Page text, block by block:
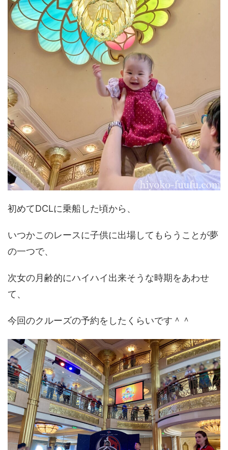
初めてDCLに乗船した頃から、
いつかこのレースに子供に出場してもらうことが夢
の一つで、
次女の月齢的にハイハイ出来そうな時期をあわせ
て、
今回のクルーズの予約をしたくらいです＾＾